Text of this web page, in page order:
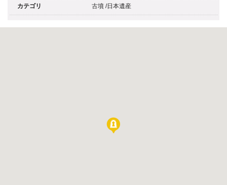
カテゴリ 古墳 /日本遺産